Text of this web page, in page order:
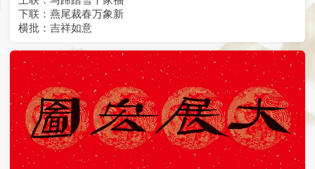
下联：燕尾裁春万象新
横批：吉祥如意